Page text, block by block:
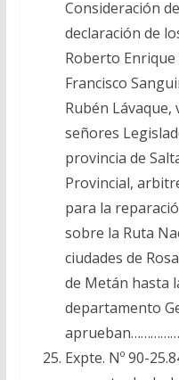
Consideración
declaración de
Roberto
Francisco
Rubén
señores
provincia de
Provincial,
para la
sobre la Ruta
ciudades de
de Metán hasta
departamento
Expte. Nº 90-